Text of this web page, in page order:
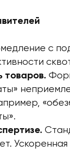
с
товаров.